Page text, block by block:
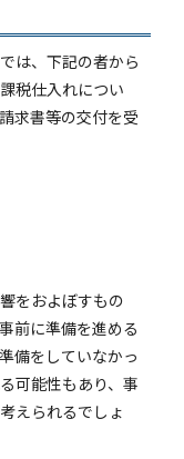
は、下記の者から
税仕入れについ
求書等の交付を受
をおよぼすもの
前に準備を進める
備をしていなかっ
可能性もあり、事
えられるでしょ